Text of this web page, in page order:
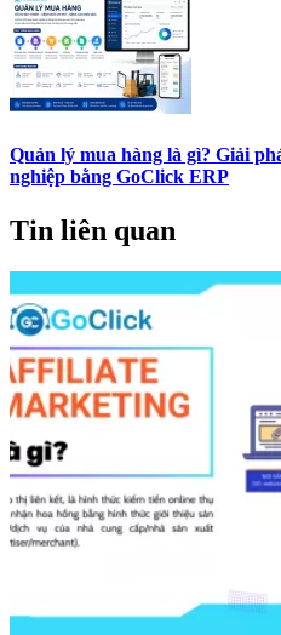
Quản lý mua hàng là gì? Giải
nghiệp bằng GoClick ERP
Tin liên quan